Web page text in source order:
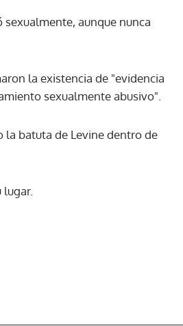
aunque nunca
la existencia de "evidencia
sexualmente abusivo".
la batuta de Levine dentro de